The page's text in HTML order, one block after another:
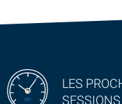
LES